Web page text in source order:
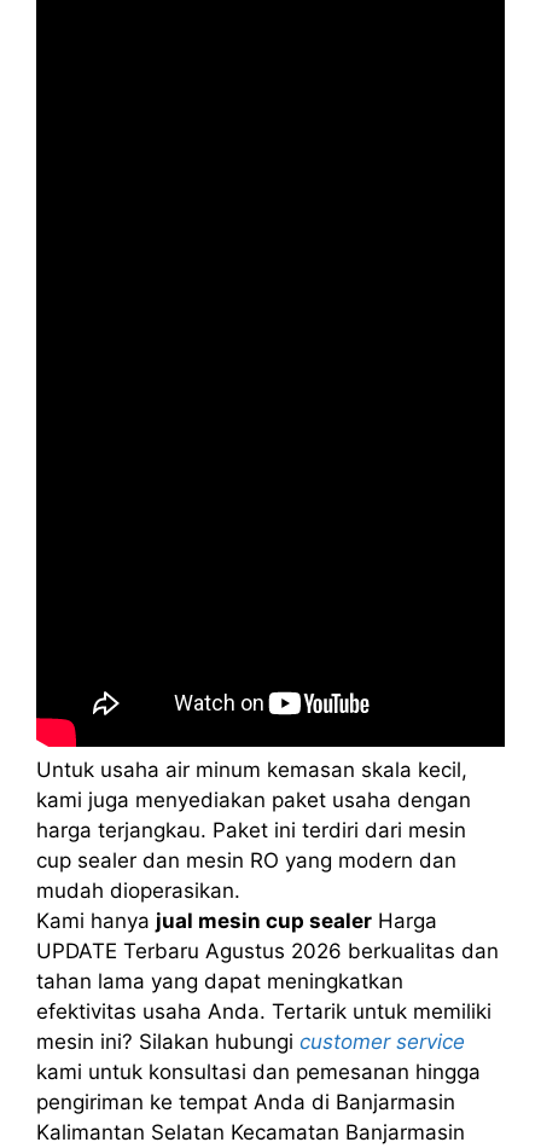
Untuk usaha air minum kemasan skala kecil,
kami juga menyediakan paket usaha dengan
harga terjangkau. Paket ini terdiri dari mesin
cup sealer dan mesin RO yang modern dan
mudah dioperasikan.
Kami hanya jual mesin cup sealer Harga
UPDATE Terbaru Agustus 2026 berkualitas dan
tahan lama yang dapat meningkatkan
efektivitas usaha Anda. Tertarik untuk memiliki
mesin ini? Silakan hubungi customer service
kami untuk konsultasi dan pemesanan hingga
pengiriman ke tempat Anda di Banjarmasin
Kalimantan Selatan Kecamatan Banjarmasin